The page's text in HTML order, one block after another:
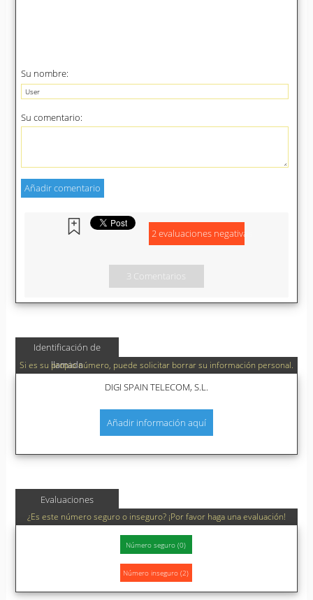
Su nombre:
Su comentario:
2 evaluaciones negativas
3 Comentarios
Identificación de
llamada
Si es su propio número, puede solicitar borrar su información personal.
DIGI SPAIN TELECOM, S.L.
Añadir información aquí
Evaluaciones
¿Es este número seguro o inseguro? ¡Por favor haga una evaluación!